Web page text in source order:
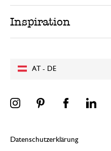
AT - DE
Inspiration
Datenschutzerklärung